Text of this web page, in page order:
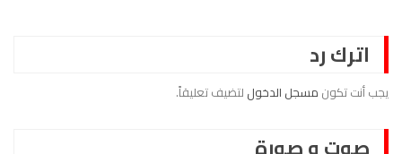
اترك رد
يجب أنت تكون مسجل الدخول لتضيف تعليقاً.